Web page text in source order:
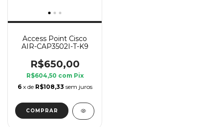
Access Point Cisco
AIR-CAP3502I-T-K9
R$650,00
R$604,50 com Pix
6 x de R$108,33 sem juros